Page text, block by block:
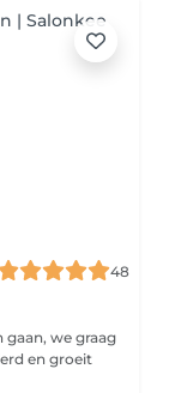
48
gaan, we graag
en groeit